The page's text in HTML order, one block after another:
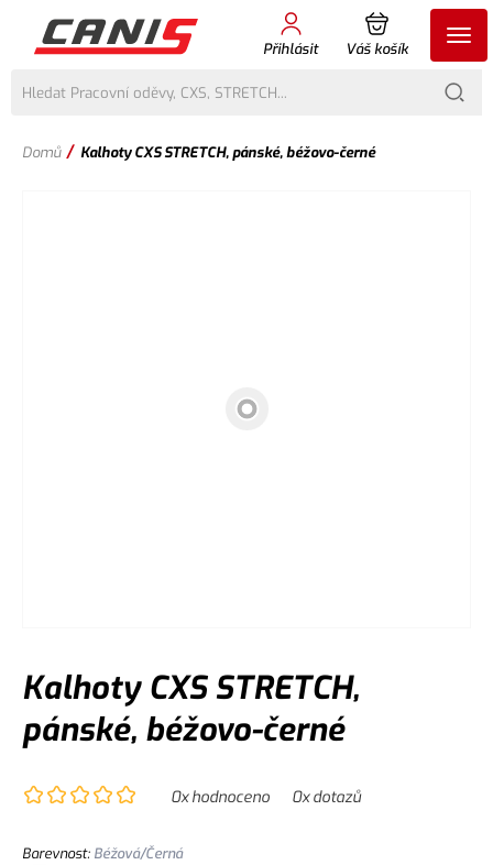
Přihlásit Váš košík
Domů / Kalhoty CXS STRETCH, pánské, béžovo-černé
Kalhoty CXS STRETCH,
pánské, béžovo-černé
0x hodnoceno 0x dotazů
Barevnost: Béžová/Černá